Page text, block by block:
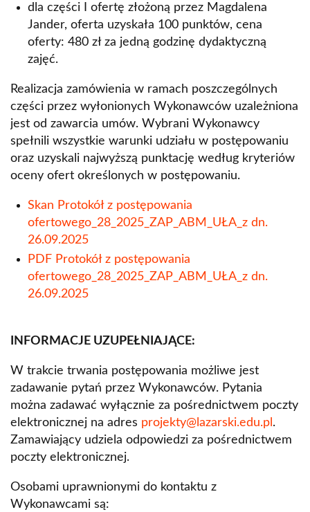
dla części I ofertę złożoną przez Magdalena
Jander, oferta uzyskała 100 punktów, cena
oferty: 480 zł za jedną godzinę dydaktyczną
zajęć.
Realizacja zamówienia w ramach poszczególnych
części przez wyłonionych Wykonawców uzależniona
jest od zawarcia umów. Wybrani Wykonawcy
spełnili wszystkie warunki udziału w postępowaniu
oraz uzyskali najwyższą punktację według kryteriów
oceny ofert określonych w postępowaniu.
Skan Protokół z postępowania
ofertowego_28_2025_ZAP_ABM_UŁA_z dn.
26.09.2025
PDF Protokół z postępowania
ofertowego_28_2025_ZAP_ABM_UŁA_z dn.
26.09.2025
INFORMACJE UZUPEŁNIAJĄCE:
W trakcie trwania postępowania możliwe jest
zadawanie pytań przez Wykonawców. Pytania
można zadawać wyłącznie za pośrednictwem poczty
elektronicznej na adres projekty@lazarski.edu.pl .
Zamawiający udziela odpowiedzi za pośrednictwem
poczty elektronicznej.
Osobami uprawnionymi do kontaktu z
Wykonawcami są: